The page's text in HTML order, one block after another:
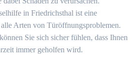
in Friedrichsthal ist eine
Arten von Türöffnungsproblemen.​
Sie sich sicher fühlen, dass Ihnen
immer geholfen wird.​